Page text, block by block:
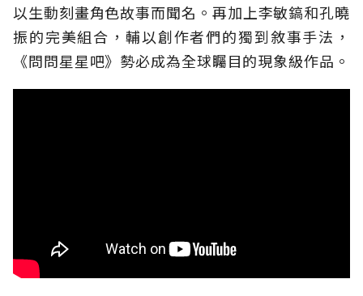
以生動刻畫角色故事而聞名。再加上李敏鎬和孔曉
振的完美組合，輔以創作者們的獨到敘事手法，
《問問星星吧》勢必成為全球矚目的現象級作品。